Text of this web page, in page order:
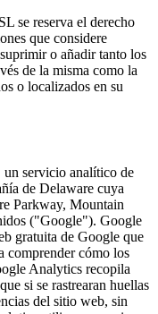
reserva el derecho
que considere
o añadir tanto los
de la misma como la
o localizados en su
servicio analítico de
de Delaware cuya
Parkway, Mountain
("Google"). Google
gratuita de Google que
comprender cómo los
Analytics recopila
si se rastrearan huellas
del sitio web, sin